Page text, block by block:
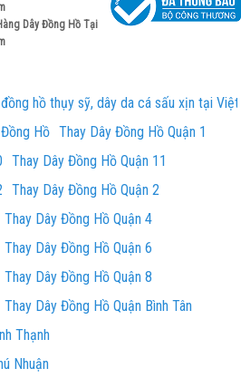
Dây Đồng Hồ Tại
hồ thụy sỹ, dây da cá sấu xịn tại
Hồ Thay Dây Đồng Hồ Quận 1
Thay Dây Đồng Hồ Quận 11
Thay Dây Đồng Hồ Quận 2
Thay Dây Đồng Hồ Quận 4
Thay Dây Đồng Hồ Quận 6
Thay Dây Đồng Hồ Quận 8
Thay Dây Đồng Hồ Quận Bình Tân
Thạnh
Nhuận